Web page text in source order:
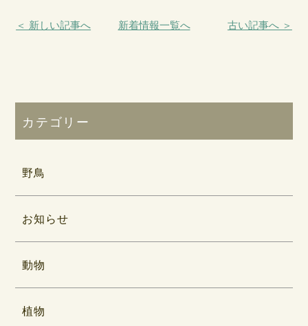
＜ 新しい記事へ 新着情報一覧へ 古い記事へ ＞
カテゴリー
野鳥
お知らせ
動物
植物